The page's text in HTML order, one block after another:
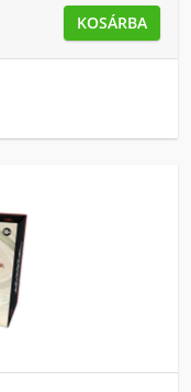
KOSÁRBA